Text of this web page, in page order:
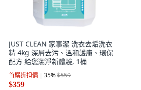
JUST CLEAN 家事潔 洗衣去垢洗衣
精 4kg 深層去污、溫和護膚、環保
配方 給您潔淨新體驗, 1桶
首購折扣價 35%$559
$359